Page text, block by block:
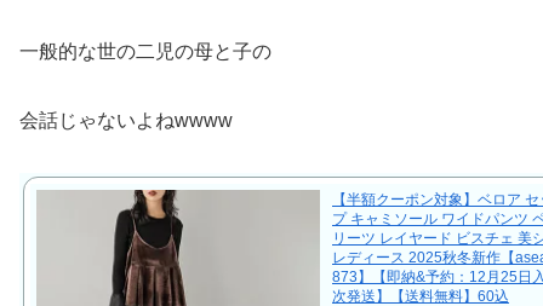
一般的な世の二児の母と子の
会話じゃないよねwwww
【半額クーポン対象】ベロア
プ キャミソール ワイドパンツ
リーツ レイヤード ビスチェ 美
レディース 2025秋冬新作【
873】【即納&予約：12月25日
次発送】【送料無料】60込